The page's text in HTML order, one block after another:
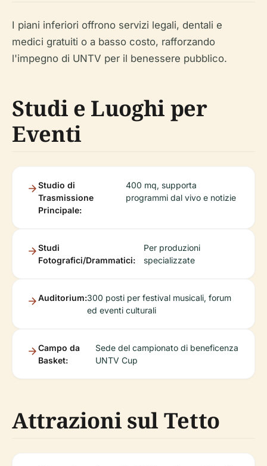
I piani inferiori offrono servizi legali, dentali e
medici gratuiti o a basso costo, rafforzando
l'impegno di UNTV per il benessere pubblico.
Studi e Luoghi per
Eventi
Studio di
Trasmissione
Principale:
400 mq, supporta
programmi dal vivo e notizie
Studi
Fotografici/Drammatici:
Per produzioni
specializzate
Auditorium:300 posti per festival musicali, forum
ed eventi culturali
Campo da
Basket:
Sede del campionato di beneficenza
UNTV Cup
Attrazioni sul Tetto